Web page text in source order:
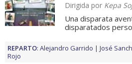
Dirigida por Kepa
Una disparata
disparatados
REPARTO: Alejandro Garrido José
Rojo